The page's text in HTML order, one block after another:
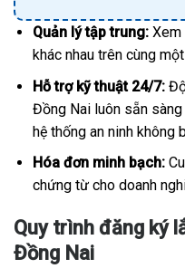
Quản lý tập trung:Xem
khác nhau trên cùng
Hỗ trợ kỹ thuật 24/7:
Đồng Nai luôn sẵn
hệ thống an ninh không
Hóa đơn minh bạch:
chứng từ cho doanh
Quy trình đăng ký
Đồng Nai